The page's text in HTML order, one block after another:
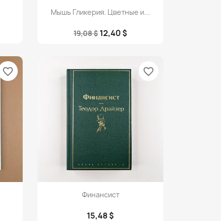
Просмотр
Мышь Гликерия. Цветные и...
19,08 $ 12,40 $
favorite_border
Просмотр
Финансист
15,48 $
favorite_border